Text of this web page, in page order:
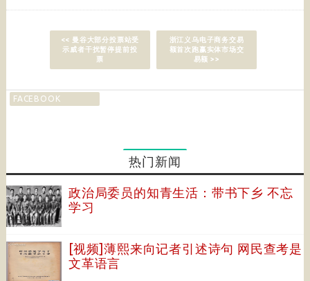
<< 曼谷大部分投票站受
示威者干扰暂停提前投
票
浙江义乌电子商务交易
额首次跑赢实体市场交
易额 >>
FACEBOOK
热门新闻
政治局委员的知青生活：带书下乡 不忘
学习
[视频]薄熙来向记者引述诗句 网民查考是
文革语言